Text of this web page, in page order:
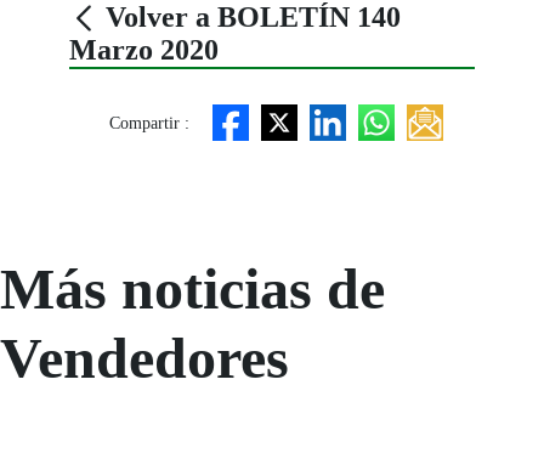
Volver a BOLETÍN 140
Marzo 2020
Compartir :
Más noticias de
Vendedores